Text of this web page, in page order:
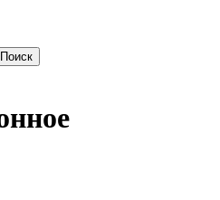
Поиск